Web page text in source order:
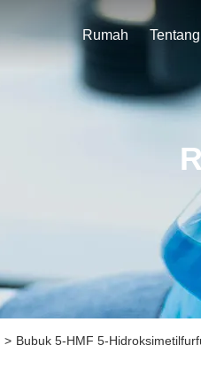
Rumah
> Bubuk 5-HMF 5-